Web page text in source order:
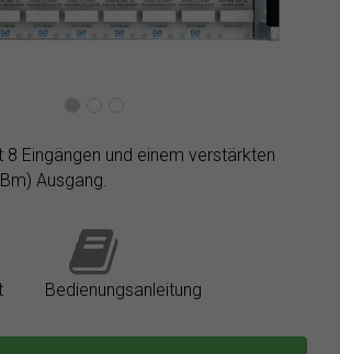
Eingängen und einem verstärkten
Ausgang.
Bedienungsanleitung